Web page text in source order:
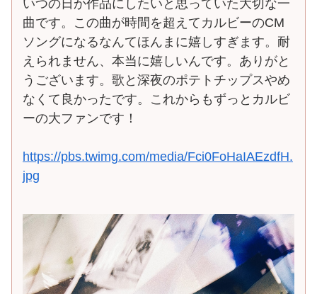
いつの日か作品にしたいと思っていた大切な一
曲です。この曲が時間を超えてカルビーのCM
ソングになるなんてほんまに嬉しすぎます。耐
えられません、本当に嬉しいんです。ありがと
うございます。歌と深夜のポテトチップスやめ
なくて良かったです。これからもずっとカルビ
ーの大ファンです！
https://pbs.twimg.com/media/Fci0FoHaIAEzdfH.
jpg